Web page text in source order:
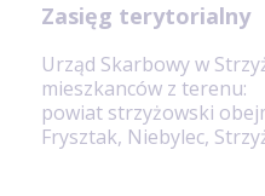
Zasięg terytorialny
Urząd Skarbowy w
mieszkanców z terenu:
powiat strzyżowski
Frysztak, Niebylec,